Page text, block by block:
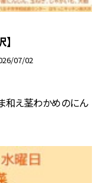
07/02
和え茎わかめのにん